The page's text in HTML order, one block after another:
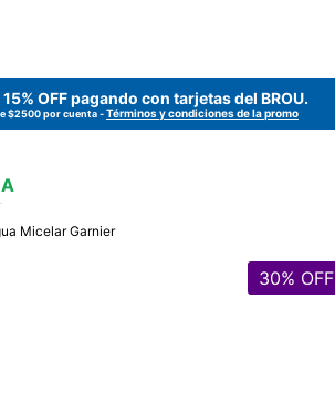
15% OFF pagando con tarjetas del BROU.
$2500 por cuenta -Términos y condiciones de la promo
Micelar Garnier
30% OFF